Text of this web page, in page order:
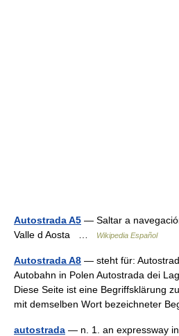
Autostrada A5 — Saltar a
Valle d Aosta …
Wikipedia Español
Autostrada A8 — steht für:
Autobahn in Polen Autostrada dei
Diese Seite ist eine Begriffsklärung
mit demselben Wort bezeichneter
autostrada — n. 1. an expressway